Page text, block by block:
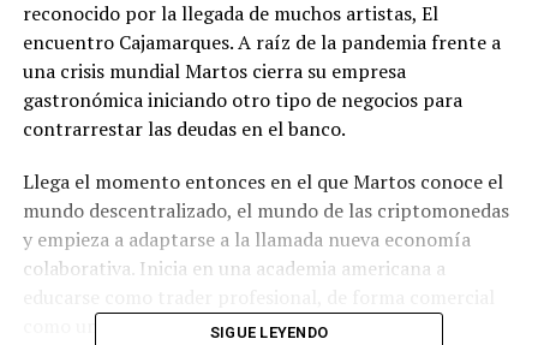
reconocido por la llegada de muchos artistas, El
encuentro Cajamarques. A raíz de la pandemia frente a
una crisis mundial Martos cierra su empresa
gastronómica iniciando otro tipo de negocios para
contrarrestar las deudas en el banco.
Llega el momento entonces en el que Martos conoce el
mundo descentralizado, el mundo de las criptomonedas
y empieza a adaptarse a la llamada nueva economía
colaborativa. Inicia en una academia americana a
como un comerciante dentro del mundo de los
SIGUE LEYENDO